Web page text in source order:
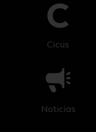
Cicus
Noticias